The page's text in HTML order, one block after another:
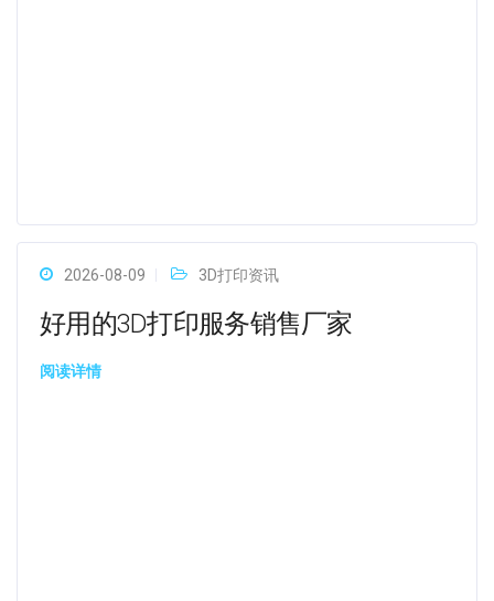
2026-08-09 3D打印资讯
好用的3D打印服务销售厂家
阅读详情